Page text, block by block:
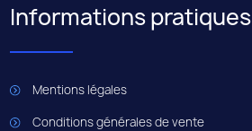
Informations pratiques
Mentions légales
Conditions générales de vente